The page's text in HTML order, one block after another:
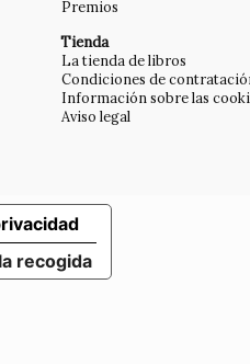
Premios
Tienda
La tienda de libros
Condiciones de
Información sobre las
Aviso legal
recogida